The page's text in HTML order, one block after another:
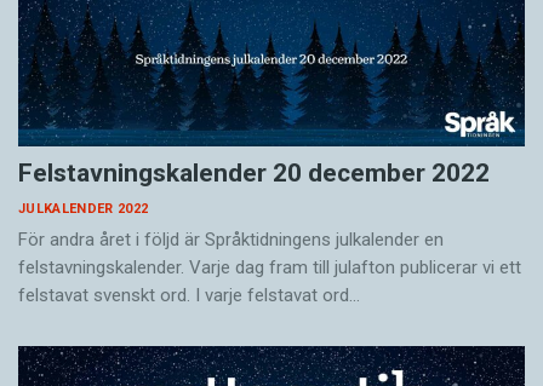
Felstavningskalender 20 december 2022
JULKALENDER 2022
För andra året i följd är Språktidningens julkalender en
felstavningskalender. Varje dag fram till julafton publicerar vi ett
felstavat svenskt ord. I varje felstavat ord…